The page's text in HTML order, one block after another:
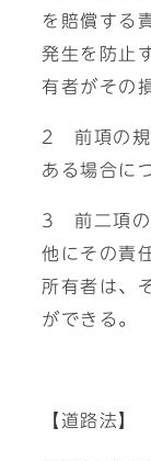
を賠償する
発生を防止
有者がその
2 前項の規
ある場合に
3 前二項の
他にその責
所有者は、
ができる。
【道路法】